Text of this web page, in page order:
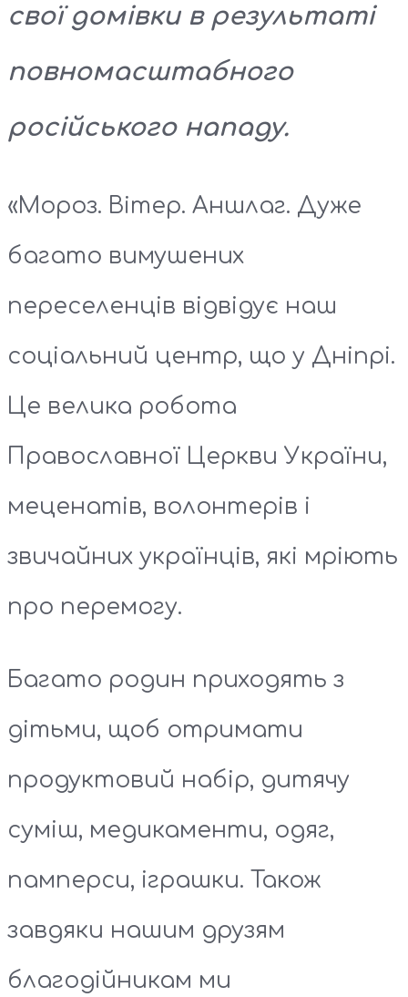
свої домівки в результаті
повномасштабного
російського нападу.
«Мороз. Вітер. Аншлаг. Дуже
багато вимушених
переселенців відвідує наш
соціальний центр, що у Дніпрі.
Це велика робота
Православної Церкви України,
меценатів, волонтерів і
звичайних українців, які мріють
про перемогу.
Багато родин приходять з
дітьми, щоб отримати
продуктовий набір, дитячу
суміш, медикаменти, одяг,
памперси, іграшки. Також
завдяки нашим друзям
благодійникам ми